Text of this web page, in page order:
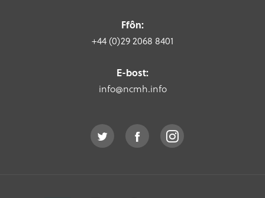
Ffôn:
+44 (0)29 2068 8401
E-bost:
info@ncmh.info